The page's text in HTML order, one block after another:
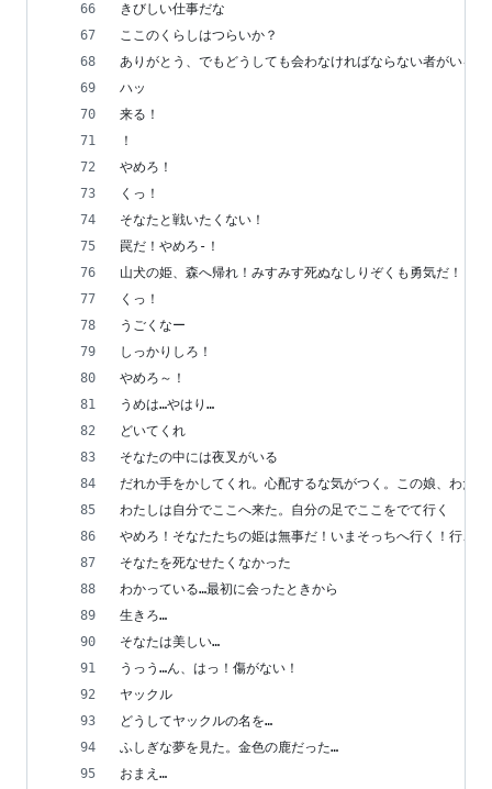
きびしい仕事だな
ここのくらしはつらいか？
ありがとう、でもどうしても会わなければならない者がいるん
ハッ
来る！
！
やめろ！
くっ！
そなたと戦いたくない！
罠だ！やめろ-！
山犬の姫、森へ帰れ！みすみす死ぬなしりぞくも勇気だ！
くっ！
うごくなー
しっかりしろ！
やめろ～！
うめは…やはり…
どいてくれ
そなたの中には夜叉がいる
だれか手をかしてくれ。心配するな気がつく。この娘、わた
わたしは自分でここへ来た。自分の足でここをでて行く
やめろ！そなたたちの姫は無事だ！いまそっちへ行く！行こ
そなたを死なせたくなかった
わかっている…最初に会ったときから
生きろ…
そなたは美しい…
うっう…ん、はっ！傷がない！
ヤックル
どうしてヤックルの名を…
ふしぎな夢を見た。金色の鹿だった…
おまえ…